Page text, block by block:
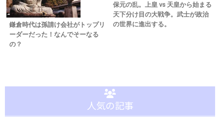
鎌倉時代は孫請け会社がトップリ
ーダーだった！なんでそーなる
の？
保元の乱。上皇 vs 天皇から始まる
天下分け目の大戦争。武士が政治
の世界に進出する。
人気の記事